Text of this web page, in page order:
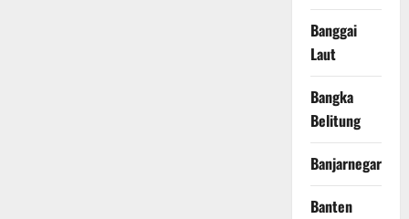
Banggai
Laut
Bangka
Belitung
Banjarnegara
Banten